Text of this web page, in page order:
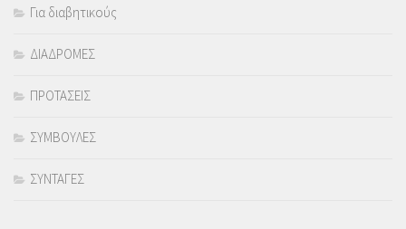
Για διαβητικούς
ΔΙΑΔΡΟΜΕΣ
ΠΡΟΤΑΣΕΙΣ
ΣΥΜΒΟΥΛΕΣ
ΣΥΝΤΑΓΕΣ